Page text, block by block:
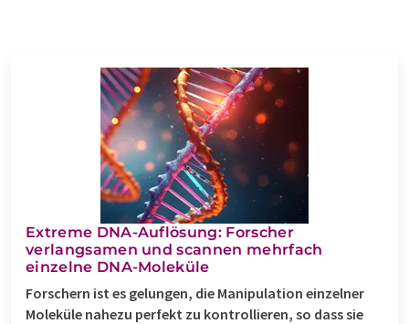
Extreme DNA-Auflösung: Forscher
verlangsamen und scannen mehrfach
einzelne DNA-Moleküle
Forschern ist es gelungen, die Manipulation einzelner
Moleküle nahezu perfekt zu kontrollieren, so dass sie